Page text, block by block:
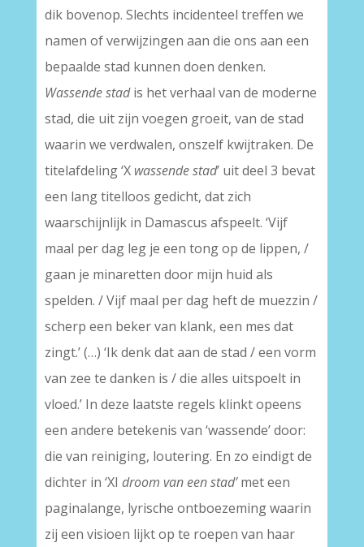
dik bovenop. Slechts incidenteel treffen we
namen of verwijzingen aan die ons aan een
bepaalde stad kunnen doen denken.
Wassende stadis het verhaal van de moderne
stad, die uit zijn voegen groeit, van de stad
waarin we verdwalen, onszelf kwijtraken. De
titelafdeling ‘X wassende stad’ uit deel 3 bevat
een lang titelloos gedicht, dat zich
waarschijnlijk in Damascus afspeelt. ‘Vijf
maal per dag leg je een tong op de lippen, /
gaan je minaretten door mijn huid als
spelden. / Vijf maal per dag heft de muezzin /
scherp een beker van klank, een mes dat
zingt.’ (…) ‘Ik denk dat aan de stad / een vorm
van zee te danken is / die alles uitspoelt in
vloed.’ In deze laatste regels klinkt opeens
een andere betekenis van ‘wassende’ door:
die van reiniging, loutering. En zo eindigt de
dichter in ‘XI droom van een stad’met een
paginalange, lyrische ontboezeming waarin
zij een visioen lijkt op te roepen van haar